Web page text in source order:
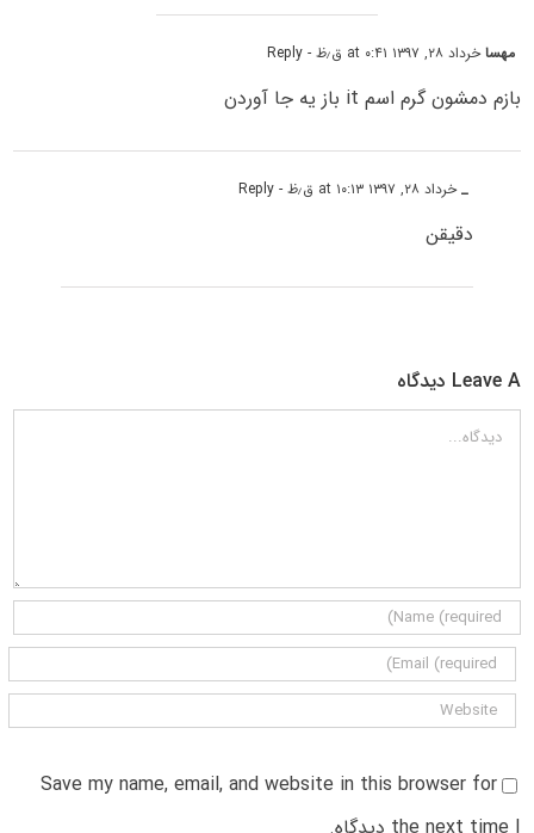
مهساخرداد ۲۸, ۱۳۹۷ at ۰:۴۱ ق٫ظ - Reply
بازم دمشون گرم اسم it باز یه جا آوردن
_خرداد ۲۸, ۱۳۹۷ at ۱۰:۱۳ ق٫ظ - Reply
دقیقن
Leave A دیدگاه
دیدگاه
Save my name, email, and website in this browser for